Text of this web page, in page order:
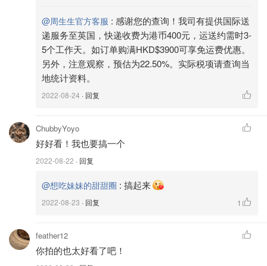
@周生生官方客服 : 感谢您的查询！我司有提供国际送
递服务至英国，快递收费为港币400元，运送约需时3-
5个工作天。如订单购满HKD$3900可享免运费优惠。
另外，注意观察，预估为22.50%。实际税项请查询当
地统计资料。
2022-08-24 · 回复
ChubbyYoyo
好好看！我也要搞一个
2022-08-22 · 回复
@想吃妹妹的甜甜圈 : 搞起来
2022-08-23 · 回复 1
feather12
你拍的也太好看了吧！